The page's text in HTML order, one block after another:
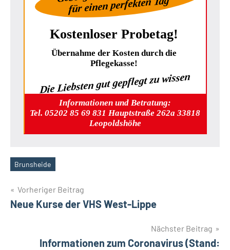
für einen perfekten Tag
Kostenloser Probetag!
Übernahme der Kosten durch die
Pflegekasse!
Die Liebsten gut gepflegt zu wissen
Informationen und Betratung:
Tel. 05202 85 69 831 Hauptstraße 262a 33818
Leopoldshöhe
Schlagwörter
Brunsheide
Beitragsnavigation
Vorheriger Beitrag
Neue Kurse der VHS West-Lippe
Nächster Beitrag
Informationen zum Coronavirus (Stand: